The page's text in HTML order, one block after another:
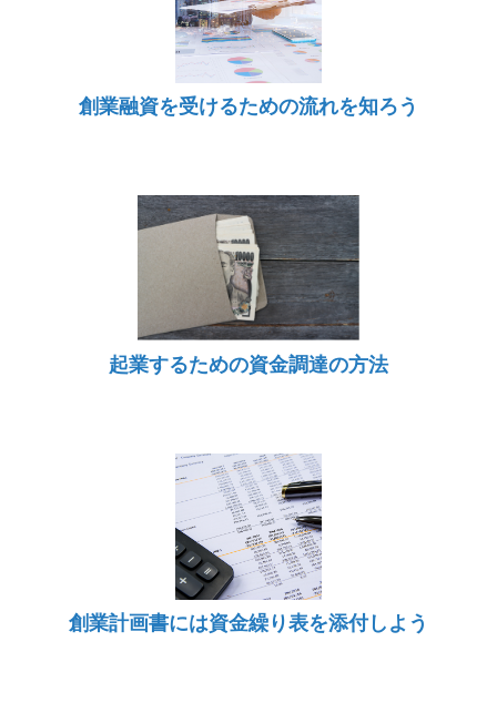
創業融資を受けるための流れを知ろう
起業するための資金調達の方法
創業計画書には資金繰り表を添付しよう